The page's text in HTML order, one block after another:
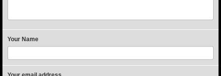
Your Name